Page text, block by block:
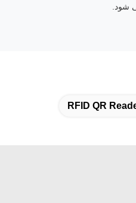
RFID QR